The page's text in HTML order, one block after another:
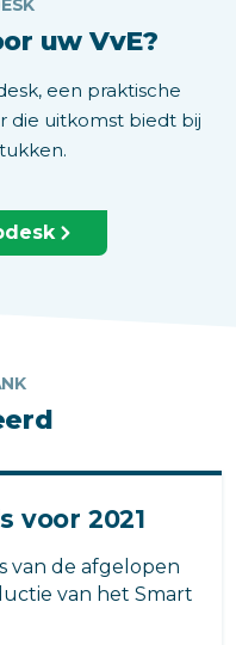
uw VvE?
een praktische
die uitkomst biedt bij
voor 2021
van de afgelopen
van het Smart